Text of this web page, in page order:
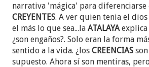
narrativa 'mágica' para diferenciarse
CREYENTES. A ver quien tenia el
el más lo que sea...laATALAYA
¿son engaños?. Solo eran la forma
sentido a la vida. ¿losCREENCIAS
supuesto. Ahora sí son mentiras,